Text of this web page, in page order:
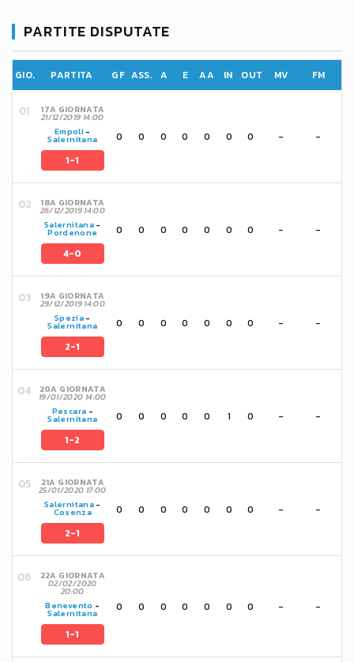
PARTITE DISPUTATE
GIO. PARTITA GF ASS. A E AA IN OUT MV FM
17A GIORNATA
21/12/2019 14:00
Empoli -
Salernitana
1-1
0 0 0 0 0 0 0 - -
18A GIORNATA
26/12/2019 14:00
Salernitana-
Pordenone
4-0
0 0 0 0 0 0 0 - -
19A GIORNATA
29/12/2019 14:00
Spezia -
Salernitana
2-1
0 0 0 0 0 0 0 - -
20A GIORNATA
19/01/2020 14:00
Pescara -
Salernitana
1-2
0 0 0 0 0 1 0 - -
21A GIORNATA
25/01/2020 17:00
Salernitana-
Cosenza
2-1
0 0 0 0 0 0 0 - -
22A GIORNATA
02/02/2020
20:00
Benevento -
Salernitana
1-1
0 0 0 0 0 0 0 - -